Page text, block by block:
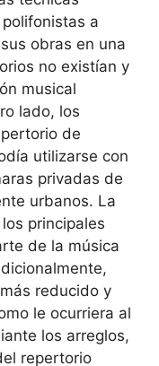
a
obras en una
no existían y
musical
lado, los
de
utilizarse con
privadas de
urbanos. La
principales
de la música
reducido y
le ocurriera al
los arreglos,
repertorio